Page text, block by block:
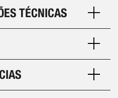
TÉCNICAS